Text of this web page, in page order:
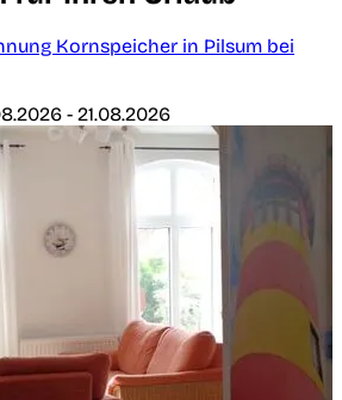
Kornspeicher in Pilsum bei
- 21.08.2026